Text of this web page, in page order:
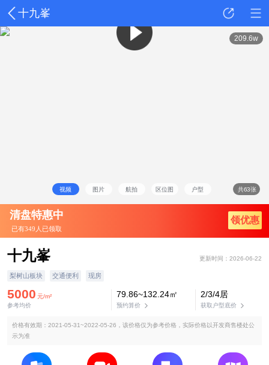
十九峯
视频 图片 航拍 区位图 户型 共63张
209.6w
详情 点评
清盘特惠中
已有349人已领取
领优惠
十九峯 更新时间：2026-06-22
梨树山板块 交通便利 现房
5000 元/m²
参考均价
79.86~132.24㎡
预约算价
2/3/4居
获取户型底价
价格有效期：2021-05-31~2022-05-26，该价格仅为参考价格，实际价格以开发商售楼处公
示为准